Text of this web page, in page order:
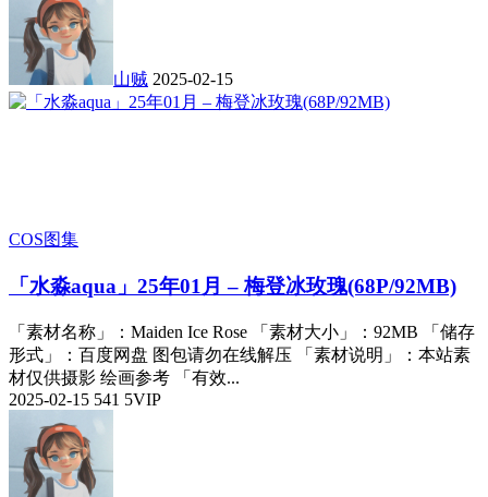
山贼 2025-02-15
COS图集
「水淼aqua」25年01月 – 梅登冰玫瑰(68P/92MB)
「素材名称」：Maiden Ice Rose 「素材大小」：92MB 「储存
形式」：百度网盘 图包请勿在线解压 「素材说明」：本站素
材仅供摄影 绘画参考 「有效...
2025-02-15 541 5VIP